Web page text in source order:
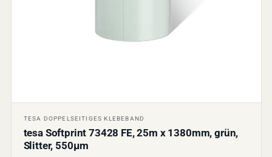
TESA DOPPELSEITIGES KLEBEBAND
tesa Softprint 73428 FE, 25m x 1380mm, grün,
Slitter, 550µm